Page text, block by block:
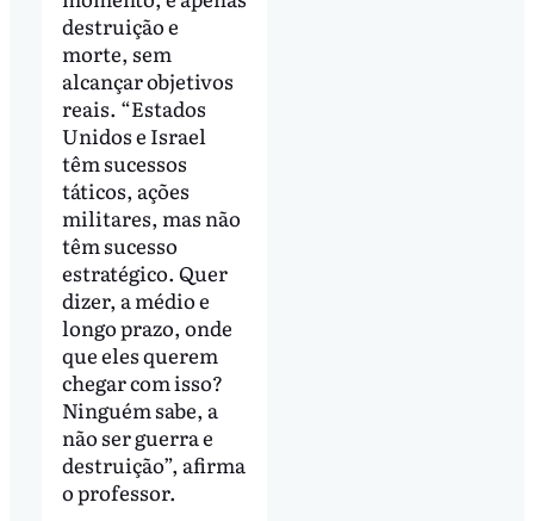
destruição e
morte, sem
alcançar objetivos
reais. “Estados
Unidos e Israel
têm sucessos
táticos, ações
militares, mas não
têm sucesso
estratégico. Quer
dizer, a médio e
longo prazo, onde
que eles querem
chegar com isso?
Ninguém sabe, a
não ser guerra e
destruição”, afirma
o professor.